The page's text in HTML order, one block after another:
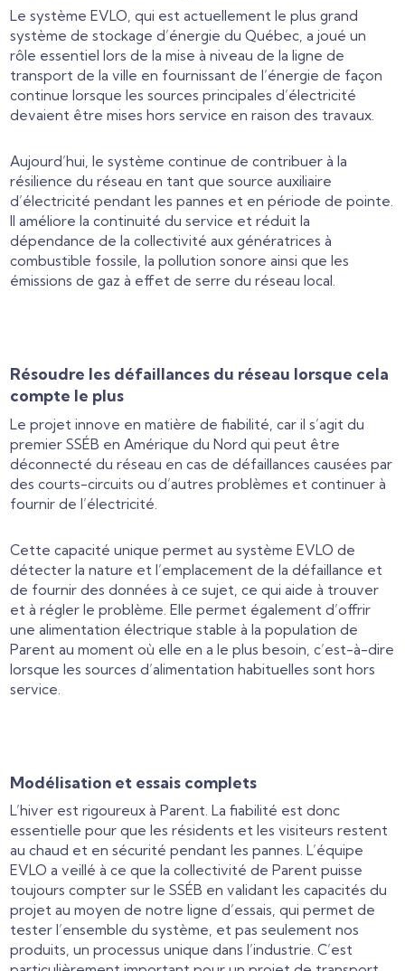
Le système EVLO, qui est actuellement le plus grand
système de stockage d’énergie du Québec, a joué un
rôle essentiel lors de la mise à niveau de la ligne de
transport de la ville en fournissant de l’énergie de façon
continue lorsque les sources principales d’électricité
devaient être mises hors service en raison des travaux.
Aujourd’hui, le système continue de contribuer à la
résilience du réseau en tant que source auxiliaire
d’électricité pendant les pannes et en période de pointe.
Il améliore la continuité du service et réduit la
dépendance de la collectivité aux génératrices à
combustible fossile, la pollution sonore ainsi que les
émissions de gaz à effet de serre du réseau local.
Résoudre les défaillances du réseau lorsque cela
compte le plus
Le projet innove en matière de fiabilité, car il s’agit du
premier SSÉB en Amérique du Nord qui peut être
déconnecté du réseau en cas de défaillances causées par
des courts-circuits ou d’autres problèmes et continuer à
fournir de l’électricité.
Cette capacité unique permet au système EVLO de
détecter la nature et l’emplacement de la défaillance et
de fournir des données à ce sujet, ce qui aide à trouver
et à régler le problème. Elle permet également d’offrir
une alimentation électrique stable à la population de
Parent au moment où elle en a le plus besoin, c’est-à-dire
lorsque les sources d’alimentation habituelles sont hors
service.
Modélisation et essais complets
L’hiver est rigoureux à Parent. La fiabilité est donc
essentielle pour que les résidents et les visiteurs restent
au chaud et en sécurité pendant les pannes. L’équipe
EVLO a veillé à ce que la collectivité de Parent puisse
toujours compter sur le SSÉB en validant les capacités du
projet au moyen de notre ligne d’essais, qui permet de
tester l’ensemble du système, et pas seulement nos
produits, un processus unique dans l’industrie. C’est